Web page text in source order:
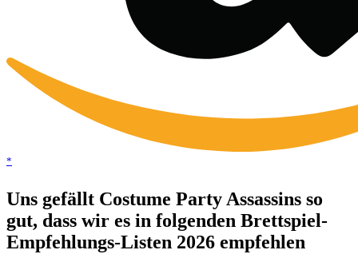
*
Uns gefällt Costume Party Assassins so
gut, dass wir es in folgenden Brettspiel-
Empfehlungs-Listen 2026 empfehlen